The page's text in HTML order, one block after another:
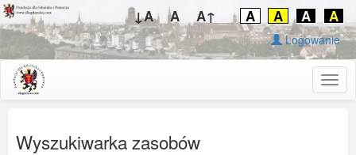
↓A A A↑ A A A A
Logowanie
Wyszukiwarka zasobów